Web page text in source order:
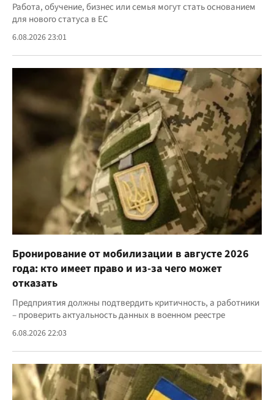
Работа, обучение, бизнес или семья могут стать основанием
для нового статуса в ЕС
6.08.2026 23:01
Бронирование от мобилизации в августе 2026
года: кто имеет право и из-за чего может
отказать
Предприятия должны подтвердить критичность, а работники
– проверить актуальность данных в военном реестре
6.08.2026 22:03